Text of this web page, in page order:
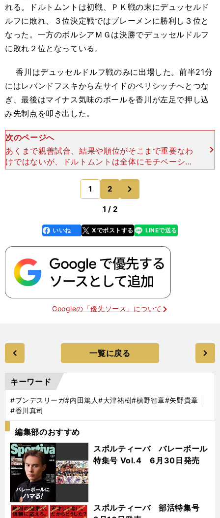
れる。ドルトムントは初戦、ＰＫ戦の末にデュッセルド
ルフに敗れ、３位決定戦ではブレーメンに勝利し３位と
なった。一方のボルシアＭＧは決勝でデュッセルドルフ
に敗れ２位となっている。
香川はデュッセルドルフ戦のみに出場した。前半21分
にはレバンドフスキから左サイドのペリシッチへとつな
ぎ、最後はマイナス気味のボールを香川が左足で押し込
み先制点を叩き出した。
次のページへ
あくまで親善試合、結果や順位がそこまで重要なわ
けではないが、ドルトムントは全体にモチベーショ
ンの上がらない、"ゆるっ"とした戦いぶりだった。
クロップ監督は怒り心頭だったそうだが、「まあ、
この戦いだし」
1 2
1 / 2
faceboo
k
いいね Xでポストする
line LINEで送る
Googleの「優先ソース」について
一覧に戻る
キーワード
#ブンデスリーガ#内田篤人#大津祐樹#槙野智章#矢野貴章
#香川真司
編集部のおすすめ
スポルティーバ バレーボール
特集号 Vol.4 6月30日発売
スポルティーバ 部活特集号